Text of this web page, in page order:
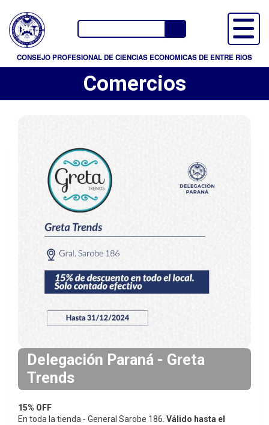
a
s
a
r
a
l
o
i
n
c
i
l
CONSEJO PROFESIONAL DE CIENCIAS ECONOMICAS DE ENTRE RIOS
Buscador
Comercios
Delegación Paraná - Greta
Trends
15% OFF
En toda la tienda - General Sarobe 186. Válido hasta el